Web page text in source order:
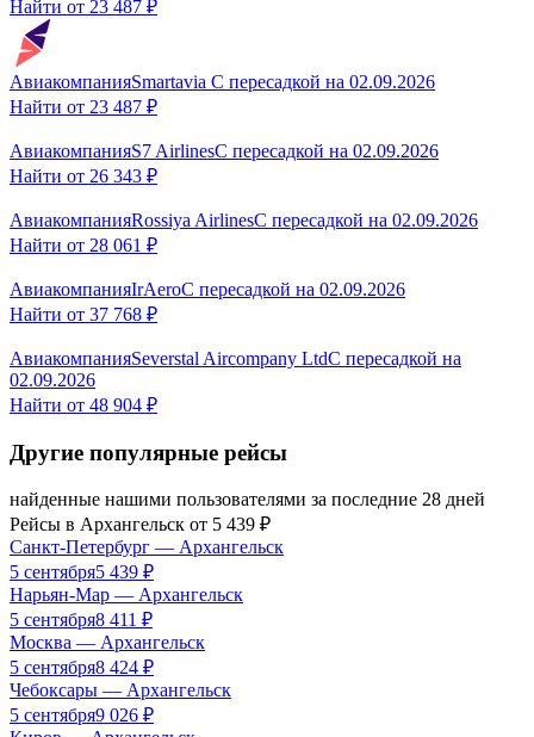
Найти от 23 487 ₽
АвиакомпанияSmartavia С пересадкой на 02.09.2026
Найти от 23 487 ₽
АвиакомпанияS7 AirlinesС пересадкой на 02.09.2026
Найти от 26 343 ₽
АвиакомпанияRossiya AirlinesС пересадкой на 02.09.2026
Найти от 28 061 ₽
АвиакомпанияIrAeroС пересадкой на 02.09.2026
Найти от 37 768 ₽
АвиакомпанияSeverstal Aircompany LtdС пересадкой на
02.09.2026
Найти от 48 904 ₽
Другие популярные рейсы
найденные нашими пользователями за последние 28 дней
Рейсы в Архангельск от 5 439 ₽
Санкт-Петербург — Архангельск
5 сентября5 439 ₽
Нарьян-Мар — Архангельск
5 сентября8 411 ₽
Москва — Архангельск
5 сентября8 424 ₽
Чебоксары — Архангельск
5 сентября9 026 ₽